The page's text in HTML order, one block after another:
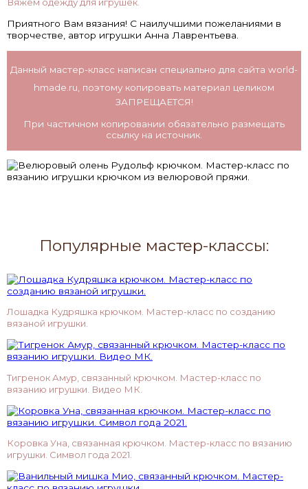
Вяжем одежду для игрушек.
Приятного Вам вязания! С наилучшими пожеланиями в
творчестве, автор игрушки Анна Лаврентьева.
Данный мастер-класс написан специально для сайта world-
hmade.ru, поэтому копировать материал целиком
ЗАПРЕЩАЕТСЯ!
При частичном копировании обязательно размещать
ссылку на источник.
Популярные мастер-классы:
Лошадка Кудряшка крючком. Мастер-класс по созданию
вязаной игрушки.
Тигренок Амур, связанный крючком. Мастер-класс по
вязанию игрушки. Видео МК.
Коровка Уна, связанная крючком. Мастер-класс по вязанию
игрушки. Символ года 2021.